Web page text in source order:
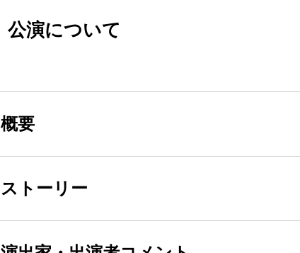
公演について
概要
ストーリー